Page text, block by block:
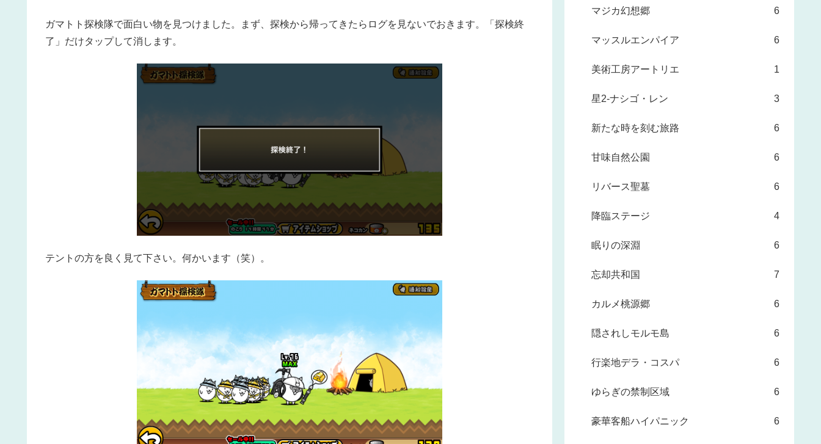
ガマトト探検隊で面白い物を見つけました。まず、探検から帰ってきたらログを見ないでおきます。「探検終
了」だけタップして消します。
テントの方を良く見て下さい。何かいます（笑）。
マジカ幻想郷 6
マッスルエンパイア 6
美術工房アートリエ 1
星2-ナシゴ・レン 3
新たな時を刻む旅路 6
甘味自然公園 6
リバース聖墓 6
降臨ステージ 4
眠りの深淵 6
忘却共和国 7
カルメ桃源郷 6
隠されしモルモ島 6
行楽地デラ・コスパ 6
ゆらぎの禁制区域 6
豪華客船ハイパニック 6